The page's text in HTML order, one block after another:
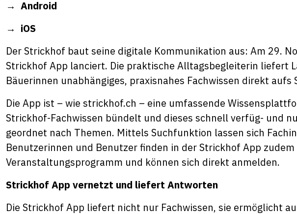
→ Android
→ iOS
Der Strickhof baut seine digitale Kommunikation aus: Am 29.
Strickhof App lanciert. Die praktische Alltagsbegleiterin liefert
Bäuerinnen unabhängiges, praxisnahes Fachwissen direkt aufs
Die App ist – wie strickhof.ch – eine umfassende
Strickhof-Fachwissen bündelt und dieses schnell verfüg- und
geordnet nach Themen. Mittels Suchfunktion lassen sich
Benutzerinnen und Benutzer finden in der Strickhof App zudem
Veranstaltungsprogramm und können sich direkt anmelden.
Strickhof App vernetzt und liefert Antworten
Die Strickhof App liefert nicht nur Fachwissen, sie ermöglicht